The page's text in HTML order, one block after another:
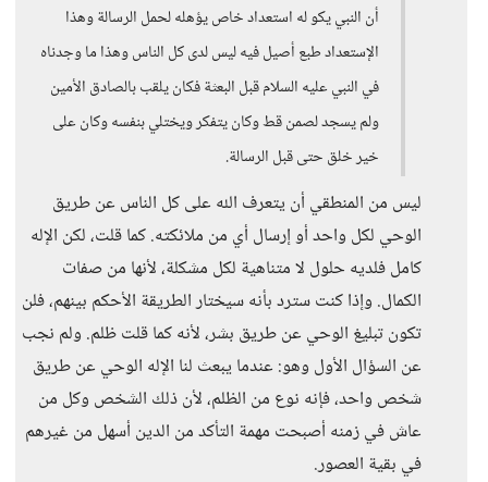
أن النبي يكو له استعداد خاص يؤهله لحمل الرسالة وهذا
الإستعداد طبع أصيل فيه ليس لدى كل الناس وهذا ما وجدناه
في النبي عليه السلام قبل البعثة فكان يلقب بالصادق الأمين
ولم يسجد لصمن قط وكان يتفكر ويختلي بنفسه وكان على
خير خلق حتى قبل الرسالة.
ليس من المنطقي أن يتعرف الله على كل الناس عن طريق
الوحي لكل واحد أو إرسال أي من ملائكته. كما قلت، لكن الإله
كامل فلديه حلول لا متناهية لكل مشكلة، لأنها من صفات
الكمال. وإذا كنت سترد بأنه سيختار الطريقة الأحكم بينهم، فلن
تكون تبليغ الوحي عن طريق بشر، لأنه كما قلت ظلم. ولم نجب
عن السؤال الأول وهو: عندما يبعث لنا الإله الوحي عن طريق
شخص واحد، فإنه نوع من الظلم، لأن ذلك الشخص وكل من
عاش في زمنه أصبحت مهمة التأكد من الدين أسهل من غيرهم
في بقية العصور.